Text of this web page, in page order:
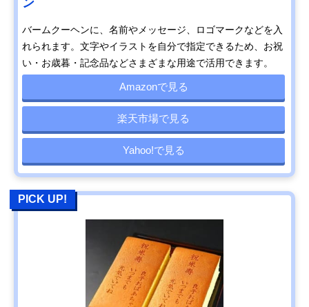
ン
バームクーヘンに、名前やメッセージ、ロゴマークなどを入
れられます。文字やイラストを自分で指定できるため、お祝
い・お歳暮・記念品などさまざまな用途で活用できます。
Amazonで見る
楽天市場で見る
Yahoo!で見る
PICK UP!